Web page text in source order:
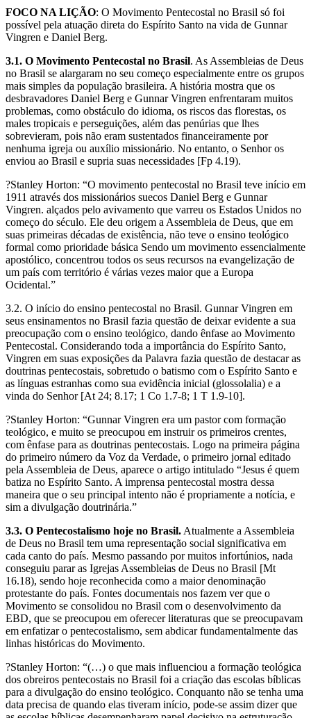
FOCO NA LIÇÃO: O Movimento Pentecostal no Brasil só foi
possível pela atuação direta do Espírito Santo na vida de Gunnar
Vingren e Daniel Berg.
3.1. O Movimento Pentecostal no Brasil. As Assembleias de Deus
no Brasil se alargaram no seu começo especialmente entre os grupos
mais simples da população brasileira. A história mostra que os
desbravadores Daniel Berg e Gunnar Vingren enfrentaram muitos
problemas, como obstáculo do idioma, os riscos das florestas, os
males tropicais e perseguições, além das penúrias que lhes
sobrevieram, pois não eram sustentados financeiramente por
nenhuma igreja ou auxílio missionário. No entanto, o Senhor os
enviou ao Brasil e supria suas necessidades [Fp 4.19).
?Stanley Horton: “O movimento pentecostal no Brasil teve início em
1911 através dos missionários suecos Daniel Berg e Gunnar
Vingren. alçados pelo avivamento que varreu os Estados Unidos no
começo do século. Ele deu origem a Assembleia de Deus, que em
suas primeiras décadas de existência, não teve o ensino teológico
formal como prioridade básica Sendo um movimento essencialmente
apostólico, concentrou todos os seus recursos na evangelização de
um país com território é várias vezes maior que a Europa
Ocidental.”
3.2. O início do ensino pentecostal no Brasil. Gunnar Vingren em
seus ensinamentos no Brasil fazia questão de deixar evidente a sua
preocupação com o ensino teológico, dando ênfase ao Movimento
Pentecostal. Considerando toda a importância do Espírito Santo,
Vingren em suas exposições da Palavra fazia questão de destacar as
doutrinas pentecostais, sobretudo o batismo com o Espírito Santo e
as línguas estranhas como sua evidência inicial (glossolalia) e a
vinda do Senhor [At 24; 8.17; 1 Co 1.7-8; 1 T 1.9-10].
?Stanley Horton: “Gunnar Vingren era um pastor com formação
teológico, e muito se preocupou em instruir os primeiros crentes,
com ênfase para as doutrinas pentecostais. Logo na primeira página
do primeiro número da Voz da Verdade, o primeiro jornal editado
pela Assembleia de Deus, aparece o artigo intitulado “Jesus é quem
batiza no Espírito Santo. A imprensa pentecostal mostra dessa
maneira que o seu principal intento não é propriamente a notícia, e
sim a divulgação doutrinária.”
3.3. O Pentecostalismo hoje no Brasil.Atualmente a Assembleia
de Deus no Brasil tem uma representação social significativa em
cada canto do país. Mesmo passando por muitos infortúnios, nada
conseguiu parar as Igrejas Assembleias de Deus no Brasil [Mt
16.18), sendo hoje reconhecida como a maior denominação
protestante do país. Fontes documentais nos fazem ver que o
Movimento se consolidou no Brasil com o desenvolvimento da
EBD, que se preocupou em oferecer literaturas que se preocupavam
em enfatizar o pentecostalismo, sem abdicar fundamentalmente das
linhas históricas do Movimento.
?Stanley Horton: “(…) o que mais influenciou a formação teológica
dos obreiros pentecostais no Brasil foi a criação das escolas bíblicas
para a divulgação do ensino teológico. Conquanto não se tenha uma
data precisa de quando elas tiveram início, pode-se assim dizer que